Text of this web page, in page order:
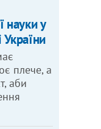
науки у
плече, а
аби